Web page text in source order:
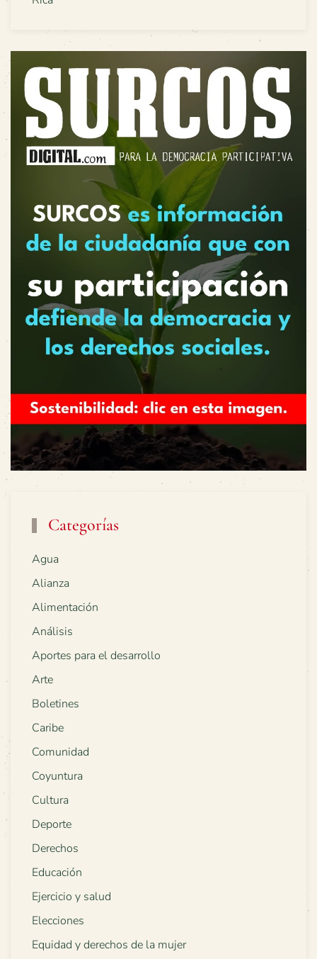
Categorías
Agua
Alianza
Alimentación
Análisis
Aportes para el desarrollo
Arte
Boletines
Caribe
Comunidad
Coyuntura
Cultura
Deporte
Derechos
Educación
Ejercicio y salud
Elecciones
Equidad y derechos de la mujer